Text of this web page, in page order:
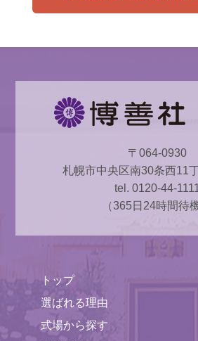
〒064-0930
札幌市中央区南30条西11
tel. 0120-44-
（365日24時間待
トップ
選ばれる理由
式場から探す